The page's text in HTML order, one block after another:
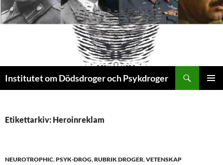
Institutet om Dödsdroger och Psykdroger
Etikettarkiv: Heroinreklam
NEUROTROPHIC,PSYK-DROG,RUBRIK DROGER,VETENSKAP